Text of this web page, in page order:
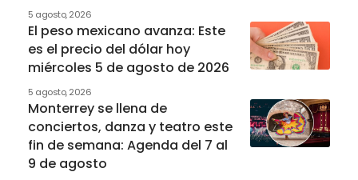
5 agosto, 2026
El peso mexicano avanza: Este
es el precio del dólar hoy
miércoles 5 de agosto de 2026
5 agosto, 2026
Monterrey se llena de
conciertos, danza y teatro este
fin de semana: Agenda del 7 al
9 de agosto